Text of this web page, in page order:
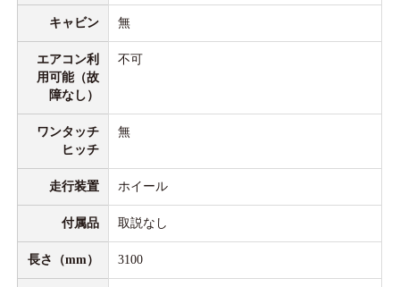
キャビン 無
エアコン利
用可能（故
障なし）
不可
ワンタッチ
ヒッチ
無
走行装置 ホイール
付属品 取説なし
長さ（mm） 3100